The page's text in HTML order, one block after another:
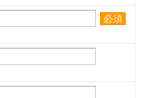
必須